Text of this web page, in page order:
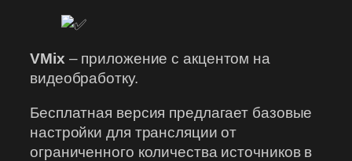
VMix – приложение с акцентом на
видеобработку.
Бесплатная версия предлагает базовые
настройки для трансляции от
ограниченного количества источников в